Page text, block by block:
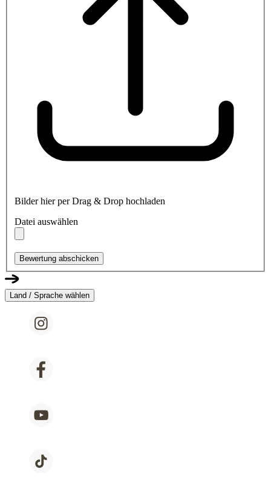
Bilder hier per Drag & Drop hochladen
Datei auswählen
Bewertung abschicken
Land / Sprache wählen